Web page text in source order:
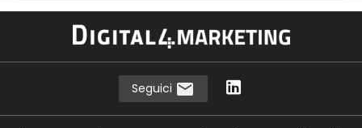
Seguici